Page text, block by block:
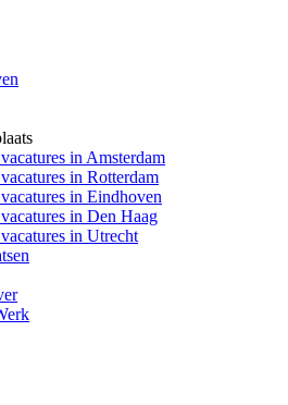
in Amsterdam
in Rotterdam
in Eindhoven
in Den Haag
in Utrecht